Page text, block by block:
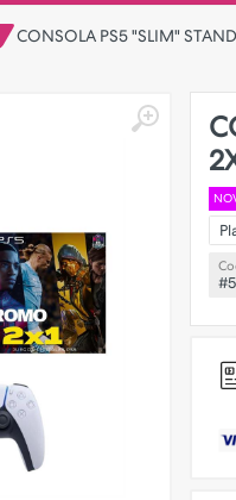
CONSOLA PS5 "SLIM"